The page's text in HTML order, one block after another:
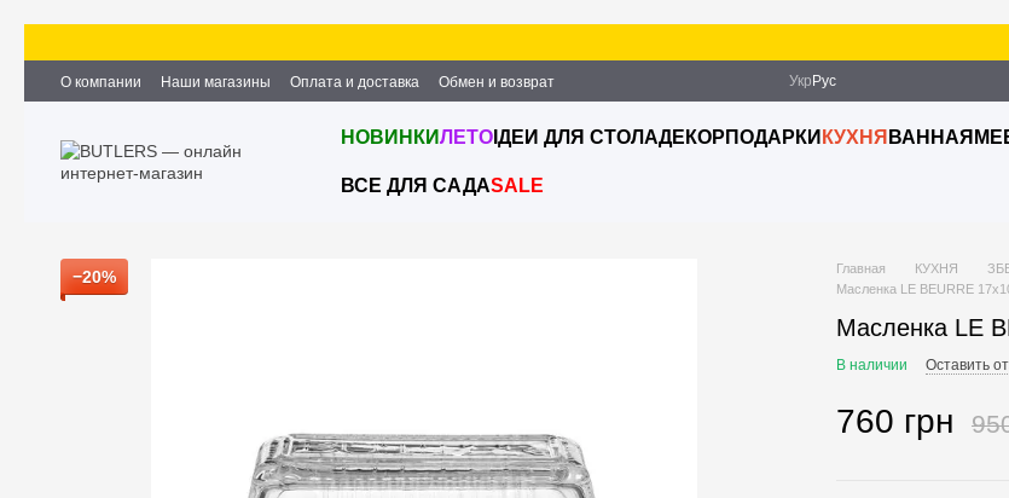
О компании Наши магазины Оплата и доставка
Обмен и возврат
Партнёрство и сотрудничество
Вакансии Контактная информация
Укр Рус
НОВИНКИЛЕТО ІДЕИ ДЛЯ СТОЛАДЕКОР ПОДАРКИ КУХНЯ ВАННАЯ
ВСЕ ДЛЯ САДАSALE
−20% Главная КУХНЯ
Масленка LE BEURRE
Масленка LE
В наличии Оставить
760 грн